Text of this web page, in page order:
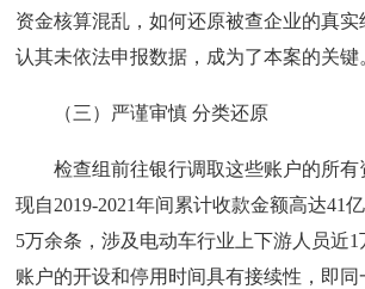
资金核算混乱，如何还原被查企业的真
认其未依法申报数据，成为了本案的关键
（三）严谨审慎 分类还原
检查组前往银行调取这些账户的所有
现自2019-2021年间累计收款金额高达41
5万余条，涉及电动车行业上下游人员近
账户的开设和停用时间具有接续性，即